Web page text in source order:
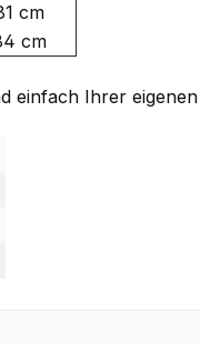
cm
cm
einfach Ihrer